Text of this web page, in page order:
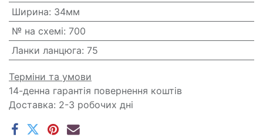
Ширина: 34мм
№ на схемі: 700
Ланки ланцюга: 75
Терміни та умови
14-денна гарантія повернення коштів
Доставка: 2-3 робочих дні